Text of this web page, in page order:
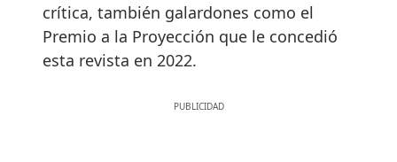
crítica, también galardones como el
Premio a la Proyección que le concedió
esta revista en 2022.